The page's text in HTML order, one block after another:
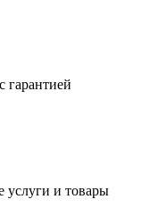
гарантией
услуги и товары